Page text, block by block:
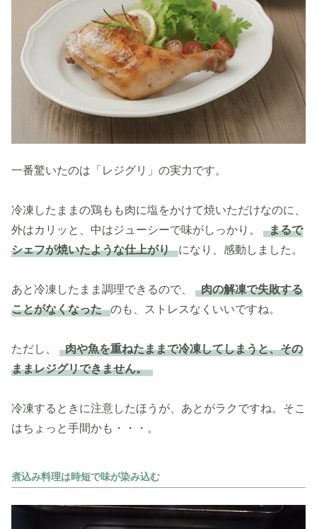
一番驚いたのは「レジグリ」の実力です。
冷凍したままの鶏もも肉に塩をかけて焼いただけなのに、
外はカリッと、中はジューシーで味がしっかり。
まるで
シェフが焼いたような仕上がり になり、感動しました。
あと冷凍したまま調理できるので、
肉の解凍で失敗する
ことがなくなった のも、ストレスなくいいですね。
ただし、
肉や魚を重ねたままで冷凍してしまうと、その
ままレジグリできません。
冷凍するときに注意したほうが、あとがラクですね。そこ
はちょっと手間かも・・・。
煮込み料理は時短で味が染み込む